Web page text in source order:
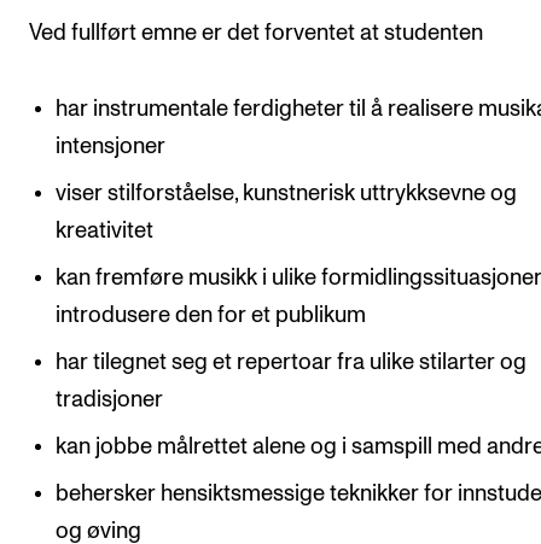
INFO
Kontakt oss
Finn ansatte
For ansatte og studenter
Ved fullført emne er det forventet at studenten
har instrumentale ferdigheter til å realisere
intensjoner
viser stilforståelse, kunstnerisk uttrykksevne og
kreativitet
kan fremføre musikk i ulike
introdusere den for et publikum
har tilegnet seg et repertoar fra ulike stilarter og
tradisjoner
kan jobbe målrettet alene og i samspill med
behersker hensiktsmessige teknikker for
og øving